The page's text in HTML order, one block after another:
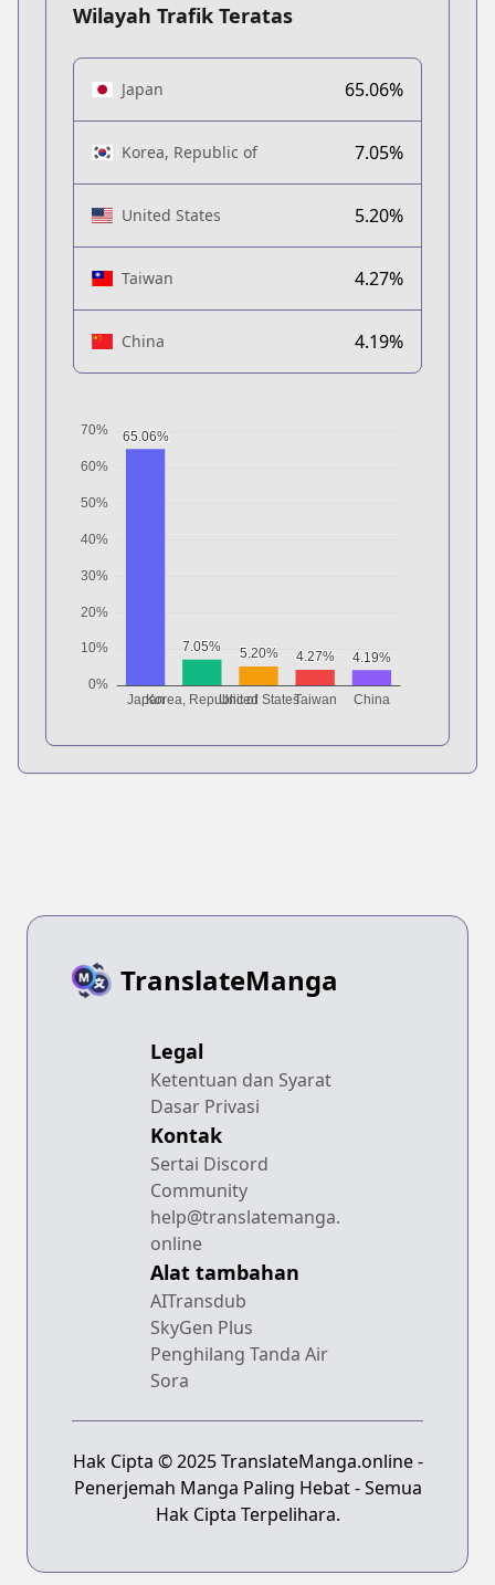
Wilayah Trafik Teratas
Japan 65.06%
Korea, Republic of 7.05%
United States 5.20%
Taiwan 4.27%
China 4.19%
TranslateManga
Legal
Ketentuan dan Syarat
Dasar Privasi
Kontak
Sertai Discord
Community
help@translatemanga.
online
Alat tambahan
AITransdub
SkyGen Plus
Penghilang Tanda Air
Sora
Hak Cipta © 2025 TranslateManga.online -
Penerjemah Manga Paling Hebat - Semua
Hak Cipta Terpelihara.